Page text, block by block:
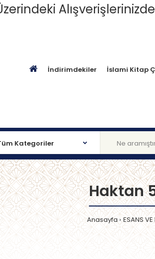
İndirimdekiler İslami Kitap
Haktan
Anasayfa ESANS VE